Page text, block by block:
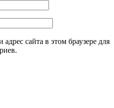
сайта в этом браузере для